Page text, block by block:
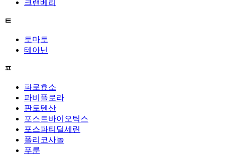
크랜베리
ㅌ
토마토
테아닌
ㅍ
파로효소
파비플로라
판토텐산
포스트바이오틱스
포스파티딜세린
폴리코사놀
푸룬